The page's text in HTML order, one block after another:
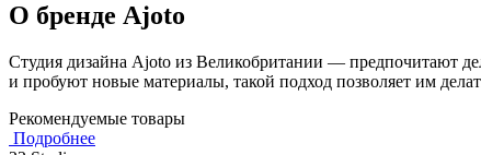
О бренде Ajoto
Студия дизайна Ajoto из Великобритании — предпочитают
и пробуют новые материалы, такой подход позволяет им
Рекомендуемые товары
Подробнее